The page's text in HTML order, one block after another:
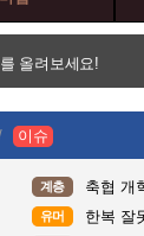
올려보세요!
이슈
계층 축협 개
유머 한복 잘